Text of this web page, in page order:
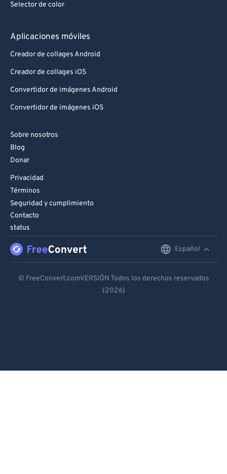
Selector de color
Aplicaciones móviles
Creador de collages Android
Creador de collages iOS
Convertidor de imágenes Android
Convertidor de imágenes iOS
Sobre nosotros
Blog
Donar
Privacidad
Términos
Seguridad y cumplimiento
Contacto
status
Español
Español
© FreeConvert.comVERSIÓN Todos los derechos reservados
(2026)